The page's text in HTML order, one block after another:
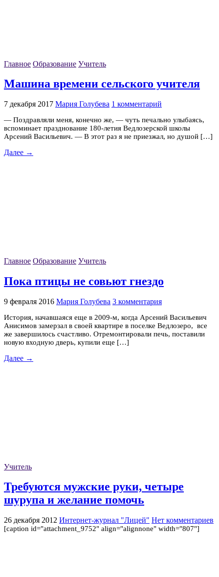
Главное Образование Учитель
Машина времени сельского учителя
7 декабря 2017 Мария Голубева 1 комментарий
— Поздравляли меня, конечно же, — чуть печально улыбаясь,
вспоминает празднование 180-летия Ведлозерской школы
Арсений Васильевич. — В этот раз я не приезжал, но душой […]
Далее →
Главное Образование Учитель
Пока птицы не совьют гнездо
9 февраля 2016 Мария Голубева 3 комментария
История, начавшаяся еще в 2009-м, когда Арсений Васильевич
Анисимов замерзал в своей квартире в поселке Ведлозеро, все
же завершилось счастливо. Отремонтировали печь, поставили
новую входную дверь, купили еще […]
Далее →
Учитель
Требуются мужские руки, четыре
шурупа и желание помочь
26 декабря 2012 Интернет-журнал "Лицей" Нет комментариев
[caption id="attachment_9752" align="alignnone" width="807"]